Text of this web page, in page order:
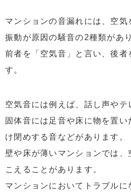
マンションの音漏れには、空気
振動が原因の騒音の2種類があ
前者を「空気音」と言い、後者
す。
空気音には例えば、話し声やテ
固体音には足音や床に物を置い
け閉めする音などがあります。
壁や床が薄いマンションでは、
こえることがあります。
マンションにおいてトラブル